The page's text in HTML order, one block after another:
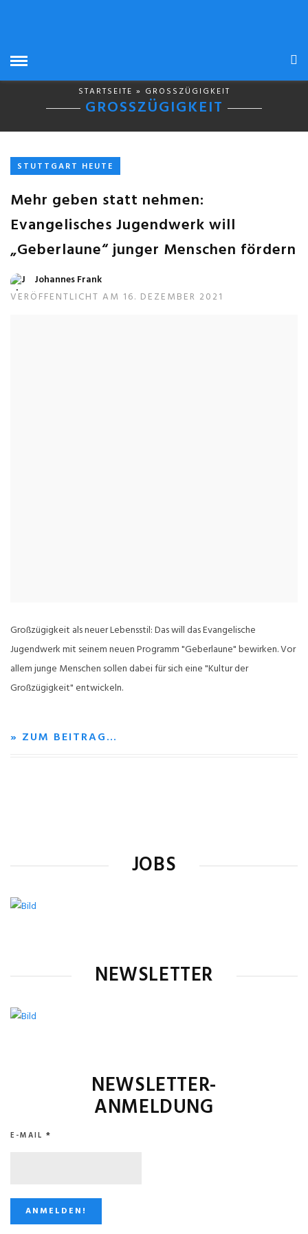
STARTSEITE » GROSSZÜGIGKEIT
GROSSZÜGIGKEIT
STUTTGART HEUTE
Mehr geben statt nehmen:
Evangelisches Jugendwerk will
„Geberlaune“ junger Menschen fördern
Johannes Frank
VERÖFFENTLICHT AM 16. DEZEMBER 2021
Großzügigkeit als neuer Lebensstil: Das will das Evangelische
Jugendwerk mit seinem neuen Programm "Geberlaune" bewirken. Vor
allem junge Menschen sollen dabei für sich eine "Kultur der
Großzügigkeit" entwickeln.
» ZUM BEITRAG…
JOBS
NEWSLETTER
NEWSLETTER-
ANMELDUNG
E-MAIL *